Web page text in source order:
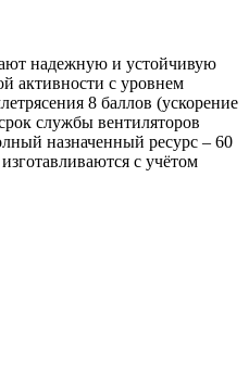
надежную и устойчивую
активности с уровнем
8 баллов (ускорение
службы вентиляторов
назначенный ресурс – 60
с учётом